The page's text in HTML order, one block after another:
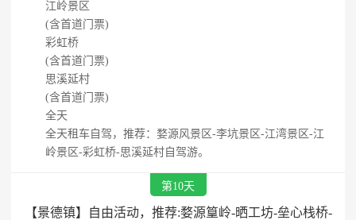
江岭景区
(含首道门票)
彩虹桥
(含首道门票)
思溪延村
(含首道门票)
全天
全天租车自驾，推荐：婺源风景区-李坑景区-江湾景区-江
岭景区-彩虹桥-思溪延村自驾游。
第10天
【景德镇】自由活动，推荐:婺源篁岭-晒工坊-垒心栈桥-